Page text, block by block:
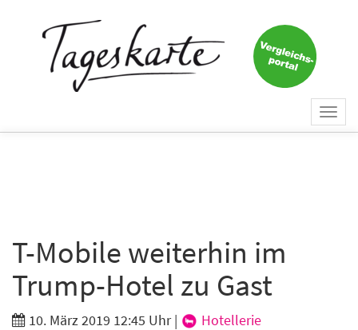
T-Mobile weiterhin im
Trump-Hotel zu Gast
10. März 2019 12:45 Uhr| Hotellerie
Keine Nachricht mehr
verpassen!
E-Mail *